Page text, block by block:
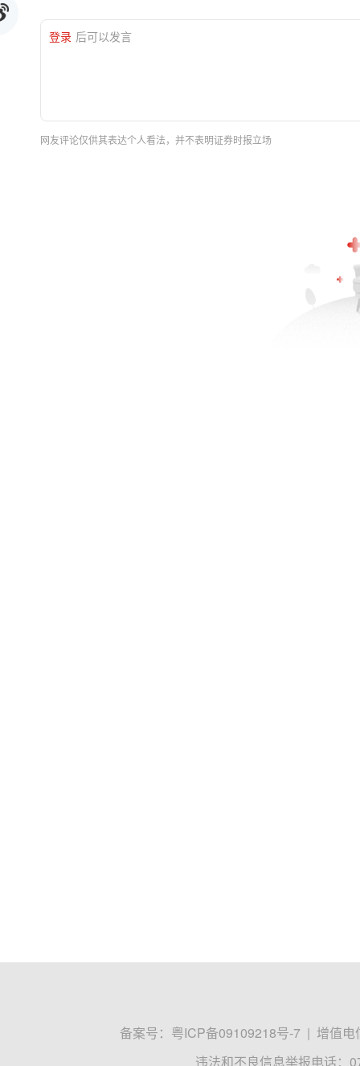
登录 后可以发言
网友评论仅供其表达个人看法，并不表明证券时报立场
备案号： 粤ICP备09109218号-7 | 增值电
违法和不良信息举报电话：